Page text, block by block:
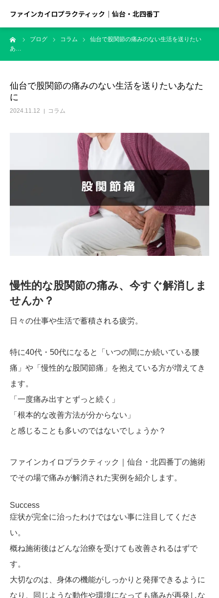
ファインカイロプラクティック｜仙台・北四番丁
ブログ コラム
仙台で股関節の痛みのない生活を送りたい
あ…
仙台で股関節の痛みのない生活を送りたいあなた
に
2024.11.12 コラム
慢性的な股関節の痛み、今すぐ解消しま
せんか？
日々の仕事や生活で蓄積される疲労。
特に40代・50代になると「いつの間にか続いている腰
痛」や「慢性的な股関節痛」を抱えている方が増えてき
ます。
「一度痛み出すとずっと続く」
「根本的な改善方法が分からない」
と感じることも多いのではないでしょうか？
ファインカイロプラクティック｜仙台・北四番丁の施術
でその場で痛みが解消された実例を紹介します。
Success
症状が完全に治ったわけではない事に注目してくださ
い。
概ね施術後はどんな治療を受けても改善されるはずで
す。
大切なのは、身体の機能がしっかりと発揮できるように
なり、同じような動作や環境になっても痛みが再発しな